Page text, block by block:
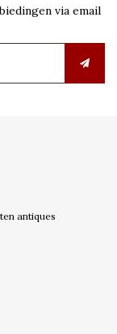
via email
antiques